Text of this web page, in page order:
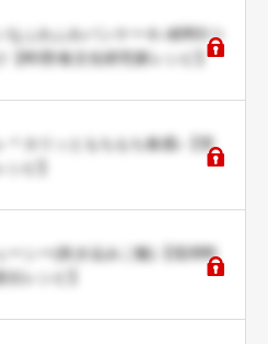
なふわふわパンケーキ♪材料5つ
【料理/食文化研究家レシピ】
＊カリッともちもち食感♪【管
シピ】
ーシー(炊き込みご飯)【琉球料
伝レシピ】